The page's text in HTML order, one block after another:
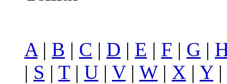
A| B | C | D | E | F | G |
| S | T| U | V| W| X | Y|